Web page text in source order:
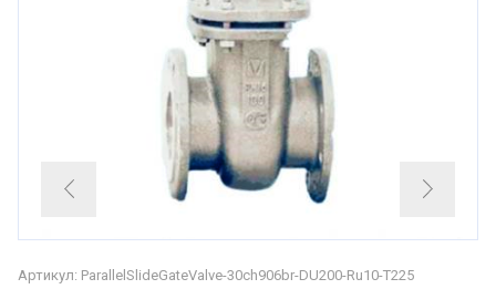
Артикул: ParallelSlideGateValve-30ch906br-DU200-Ru10-T225